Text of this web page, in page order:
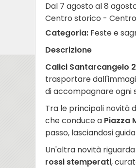
Dal 7 agosto al 8
Centro storico -
Categoria: Feste e
Descrizione
Calici Santarcangelo
trasportare
di accompagnare ogni
Tra le principali novità
che conduce a Piazza
passo, lasciandosi
Un'altra novità riguarda
rossi stemperati,